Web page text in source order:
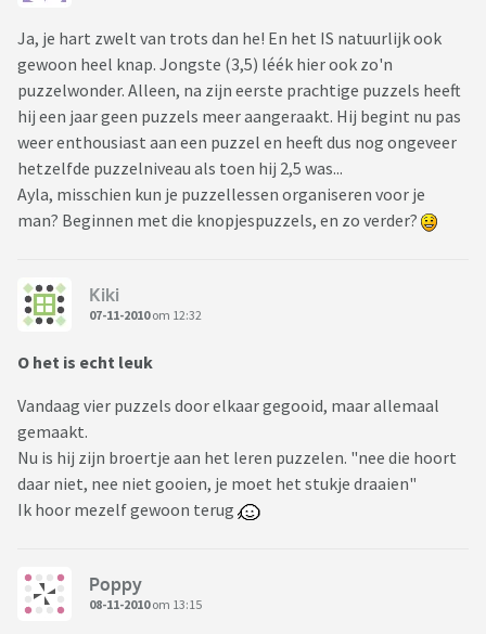
Ja, je hart zwelt van trots dan he! En het IS natuurlijk ook
gewoon heel knap. Jongste (3,5) léék hier ook zo'n
puzzelwonder. Alleen, na zijn eerste prachtige puzzels heeft
hij een jaar geen puzzels meer aangeraakt. Hij begint nu pas
weer enthousiast aan een puzzel en heeft dus nog ongeveer
hetzelfde puzzelniveau als toen hij 2,5 was...
Ayla, misschien kun je puzzellessen organiseren voor je
man? Beginnen met die knopjespuzzels, en zo verder?
Kiki
07-11-2010om 12:32
O het is echt leuk
Vandaag vier puzzels door elkaar gegooid, maar allemaal
gemaakt.
Nu is hij zijn broertje aan het leren puzzelen. "nee die hoort
daar niet, nee niet gooien, je moet het stukje draaien"
Ik hoor mezelf gewoon terug
Poppy
08-11-2010om 13:15